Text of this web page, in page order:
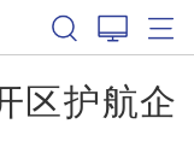
区护航企